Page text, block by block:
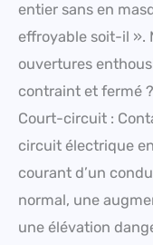
entier sans en
effroyable soit-il ».
ouvertures
contraint et fermé
Court-circuit :
circuit électrique
courant d’un
normal, une
une élévation